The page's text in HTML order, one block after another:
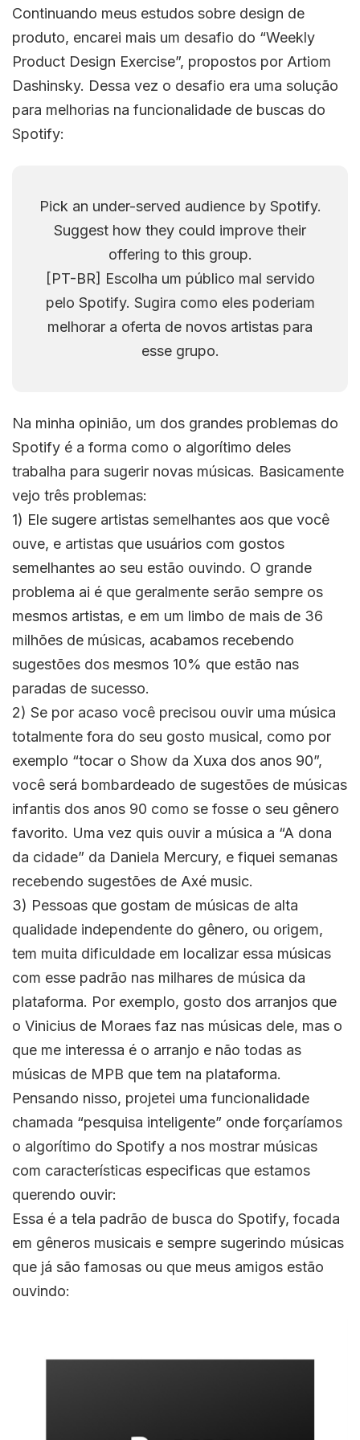
Continuando meus estudos sobre design de
produto, encarei mais um desafio do “Weekly
Product Design Exercise”, propostos por Artiom
Dashinsky. Dessa vez o desafio era uma solução
para melhorias na funcionalidade de buscas do
Spotify:
Pick an under-served audience by Spotify.
Suggest how they could improve their
offering to this group.
[PT-BR] Escolha um público mal servido
pelo Spotify. Sugira como eles poderiam
melhorar a oferta de novos artistas para
esse grupo.
Na minha opinião, um dos grandes problemas do
Spotify é a forma como o algorítimo deles
trabalha para sugerir novas músicas. Basicamente
vejo três problemas:
1) Ele sugere artistas semelhantes aos que você
ouve, e artistas que usuários com gostos
semelhantes ao seu estão ouvindo. O grande
problema ai é que geralmente serão sempre os
mesmos artistas, e em um limbo de mais de 36
milhões de músicas, acabamos recebendo
sugestões dos mesmos 10% que estão nas
paradas de sucesso.
2) Se por acaso você precisou ouvir uma música
totalmente fora do seu gosto musical, como por
exemplo “tocar o Show da Xuxa dos anos 90”,
você será bombardeado de sugestões de músicas
infantis dos anos 90 como se fosse o seu gênero
favorito. Uma vez quis ouvir a música a “A dona
da cidade” da Daniela Mercury, e fiquei semanas
recebendo sugestões de Axé music.
3) Pessoas que gostam de músicas de alta
qualidade independente do gênero, ou origem,
tem muita dificuldade em localizar essa músicas
com esse padrão nas milhares de música da
plataforma. Por exemplo, gosto dos arranjos que
o Vinicius de Moraes faz nas músicas dele, mas o
que me interessa é o arranjo e não todas as
músicas de MPB que tem na plataforma.
Pensando nisso, projetei uma funcionalidade
chamada “pesquisa inteligente” onde forçaríamos
o algorítimo do Spotify a nos mostrar músicas
com características especificas que estamos
querendo ouvir:
Essa é a tela padrão de busca do Spotify, focada
em gêneros musicais e sempre sugerindo músicas
que já são famosas ou que meus amigos estão
ouvindo: